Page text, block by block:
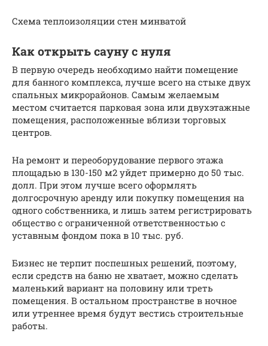
Схема теплоизоляции стен минватой
Как открыть сауну с нуля
В первую очередь необходимо найти помещение
для банного комплекса, лучше всего на стыке двух
спальных микрорайонов. Самым желаемым
местом считается парковая зона или двухэтажные
помещения, расположенные вблизи торговых
центров.
На ремонт и переоборудование первого этажа
площадью в 130-150 м2 уйдет примерно до 50 тыс.
долл. При этом лучше всего оформлять
долгосрочную аренду или покупку помещения на
одного собственника, и лишь затем регистрировать
общество с ограниченной ответственностью с
уставным фондом пока в 10 тыс. руб.
Бизнес не терпит поспешных решений, поэтому,
если средств на баню не хватает, можно сделать
маленький вариант на половину или треть
помещения. В остальном пространстве в ночное
или утреннее время будут вестись строительные
работы.